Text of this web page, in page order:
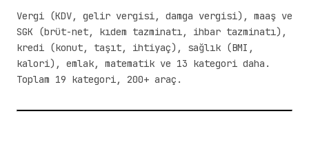
Vergi (KDV, gelir vergisi, damga vergisi), maaş ve
SGK (brüt-net, kıdem tazminatı, ihbar tazminatı),
kredi (konut, taşıt, ihtiyaç), sağlık (BMI,
kalori), emlak, matematik ve 13 kategori daha.
Toplam 19 kategori, 200+ araç.